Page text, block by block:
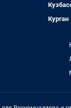
Курган